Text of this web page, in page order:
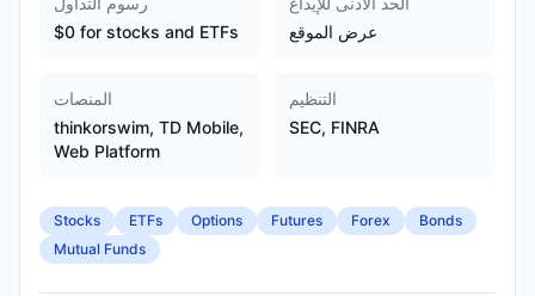
$0 for stocks and ETFs
عرض الموقع
المنصات
thinkorswim, TD Mobile,
Web Platform
التنظيم
SEC, FINRA
Stocks ETFs Options Futures Forex
Bonds
Mutual Funds